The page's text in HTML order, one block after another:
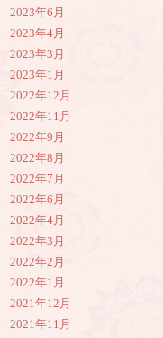
2023年6月
2023年4月
2023年3月
2023年1月
2022年12月
2022年11月
2022年9月
2022年8月
2022年7月
2022年6月
2022年4月
2022年3月
2022年2月
2022年1月
2021年12月
2021年11月